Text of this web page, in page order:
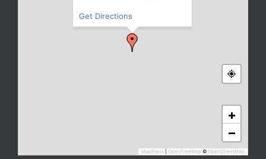
+
−
MapPress OpenFreeMap © OpenStreetMap
Get Directions